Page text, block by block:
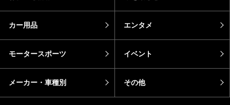
カー用品 エンタメ
モータースポーツ イベント
メーカー・車種別 その他